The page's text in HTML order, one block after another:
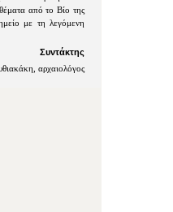
από το Βίο της
με τη λεγόμενη
Συντάκτης
αρχαιολόγος